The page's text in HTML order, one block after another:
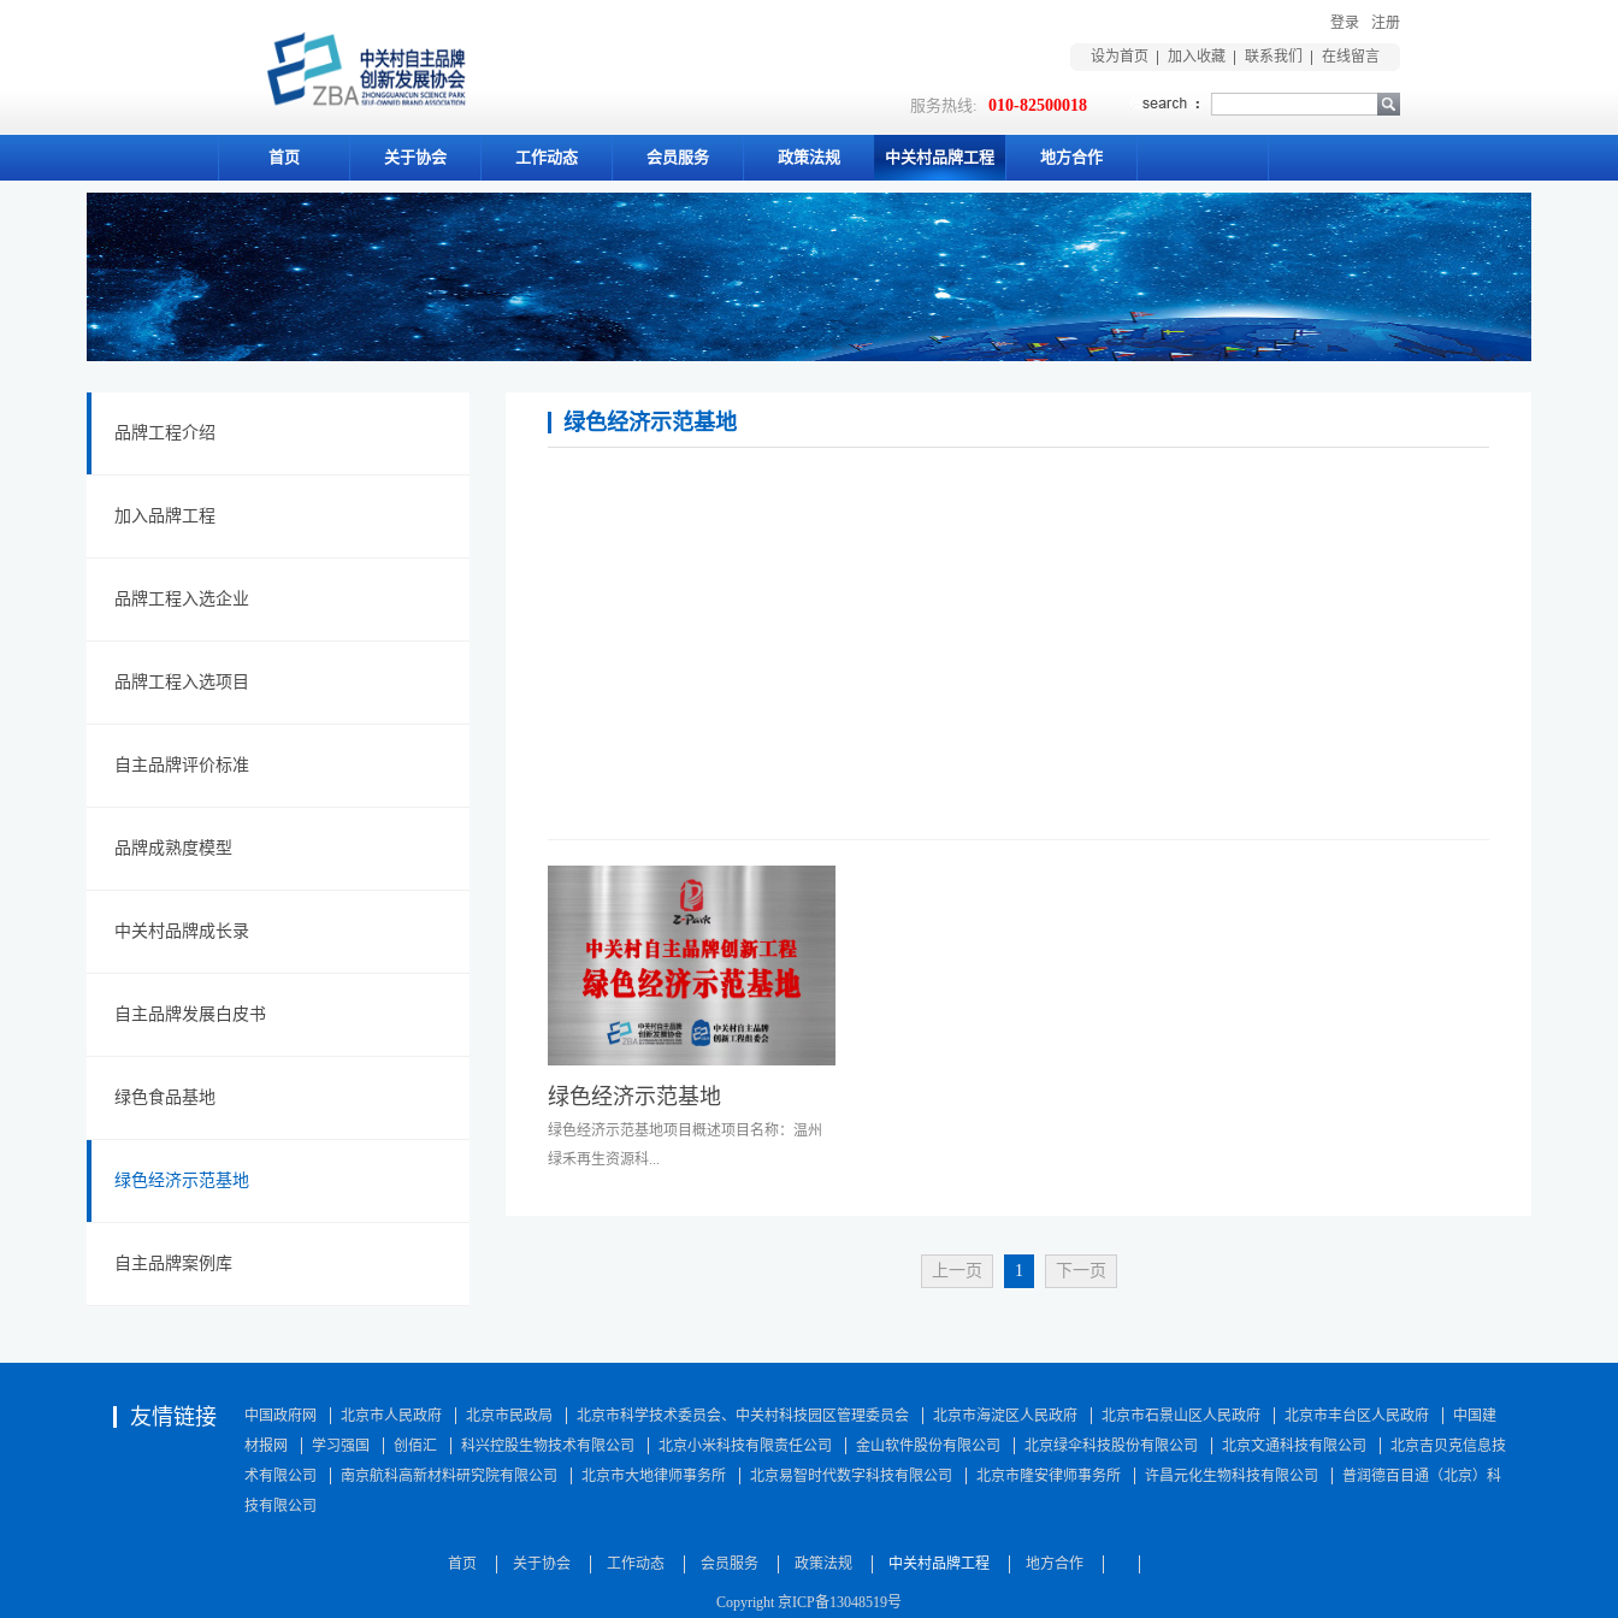
设为首页 加入收藏 联系我们 在线留言
服务热线: 010-82500018
登录 注册
首页 关于协会 工作动态 会员服务 政策法规 中关村品牌工程 地方合作
品牌工程介绍
加入品牌工程
品牌工程入选企业
品牌工程入选项目
自主品牌评价标准
品牌成熟度模型
中关村品牌成长录
自主品牌发展白皮书
绿色食品基地
绿色经济示范基地
自主品牌案例库
绿色经济示范基地
绿色经济示范基地
绿色经济示范基地项目概述项目名称：温州
绿禾再生资源科...
植物自然凋落或人工修剪所产生的枯枝、落
物残体等，也有人称之为园林垃圾或绿色垃
圾。随 着城市绿化的快速发展，园林绿化废
弃物总量也逐年增加。目前我国大多数城市
随生活垃圾一起焚烧。这两种方法既不符合
环保要求，又浪费资金。因此，寻求园 林绿
上一页 1 下一页
友情链接 中国政府网 北京市人民政府 北京市民政局 北京市科学技术委员会、中关村科技园区管理委员会 北京市海淀区人民政府 北京市石景山区人民政府 北京市丰台区人民政府
中国建
材报网
学习强国 创佰汇 科兴控股生物技术有限公司 北京小米科技有限责任公司 金山软件股份有限公司 北京绿伞科技股份有限公司 北京文通科技有限公司
北京吉贝克信息技
术有限公司
南京航科高新材料研究院有限公司 北京市大地律师事务所 北京易智时代数字科技有限公司 北京市隆安律师事务所 许昌元化生物科技有限公司
普润德百目通（北京）科
技有限公司
首页 关于协会 工作动态 会员服务 政策法规 中关村品牌工程 地方合作
Copyright 京ICP备13048519号